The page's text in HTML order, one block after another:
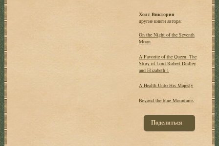
Холт Виктория
другие книги автора:
On the Night of the Seventh
Moon
A Favorite of the Queen: The
Story of Lord Robert Dudley
and Elizabeth 1
A Health Unto His Majesty
Beyond the blue Mountains
Поделиться